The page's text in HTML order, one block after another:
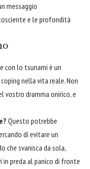
messaggio
e le profondità
con lo tsunami è un
nella vita reale. Non
dramma onirico, e
Questo potrebbe
di evitare un
che svanisca da sola,
preda al panico di fronte